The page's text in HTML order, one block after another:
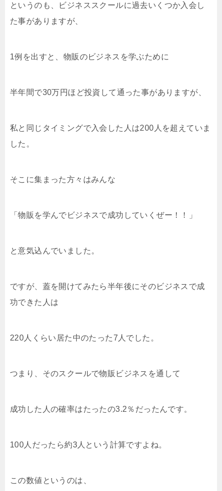
というのも、ビジネススクールに過去いくつか入会し
た事がありますが、
1例を出すと、物販のビジネスを学ぶために
半年間で30万円ほど投資して通った事がありますが、
私と同じタイミングで入会した人は200人を超えていま
した。
そこに集まった方々はみんな
「物販を学んでビジネスで成功していくぜー！！」
と意気込んでいました。
ですが、蓋を開けてみたら半年後にそのビジネスで成
功できた人は
220人くらい居た中のたった7人でした。
つまり、そのスクールで物販ビジネスを通して
成功した人の確率はたったの3.2％だったんです。
100人だったら約3人という計算ですよね。
この数値というのは、